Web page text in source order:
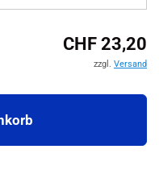
CHF 23,20
zzgl. Versand